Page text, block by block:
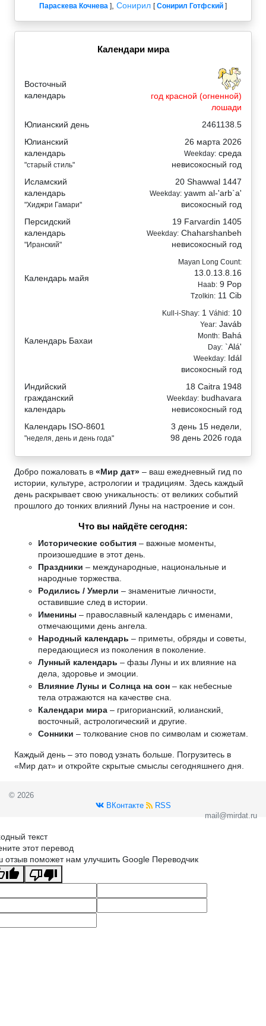
Параскева Кочнева ], Сонирил [Сонирил Готфский ]
Календари мира
Восточный
календарь
год красной (огненной)
лошади
Юлианский день
2461138.5
Юлианский
календарь
"старый стиль"
26 марта 2026
Weekday: среда
невисокосный год
Исламский
календарь
"Хиджри Гамари"
20 Shawwal 1447
Weekday: yawm al-'arb`a'
високосный год
Персидский
календарь
"Иранский"
19 Farvardin 1405
Weekday: Chaharshanbeh
невисокосный год
Календарь майя
Mayan Long Count:
13.0.13.8.16
Haab: 9 Pop
Tzolkin: 11 Cib
Календарь Бахаи
Kull-i-Shay: 1 Váhid: 10
Year: Javáb
Month: Bahá
Day: `Alá'
Weekday: Idál
високосный год
Индийский
гражданский
календарь
18 Caitra 1948
Weekday: budhavara
невисокосный год
Календарь ISO-8601
"неделя, день и день года"
3 день 15 недели,
98 день 2026 года
Добро пожаловать в «Мир дат» – ваш ежедневный гид по
истории, культуре, астрологии и традициям. Здесь каждый
день раскрывает свою уникальность: от великих событий
прошлого до тонких влияний Луны на настроение и сон.
Что вы найдёте сегодня:
Исторические события – важные моменты,
произошедшие в этот день.
Праздники – международные, национальные и
народные торжества.
Родились / Умерли – знаменитые личности,
оставившие след в истории.
Именины – православный календарь с именами,
отмечающими день ангела.
Народный календарь – приметы, обряды и советы,
передающиеся из поколения в поколение.
Лунный календарь – фазы Луны и их влияние на
дела, здоровье и эмоции.
Влияние Луны и Солнца на сон – как небесные
тела отражаются на качестве сна.
Календари мира – григорианский, юлианский,
восточный, астрологический и другие.
Сонники – толкование снов по символам и сюжетам.
Каждый день – это повод узнать больше. Погрузитесь в
«Мир дат» и откройте скрытые смыслы сегодняшнего дня.
© 2026
ВКонтакте
RSS
mail@mirdat.ru
текст
этот перевод
отзыв поможет нам улучшить Google Переводчик